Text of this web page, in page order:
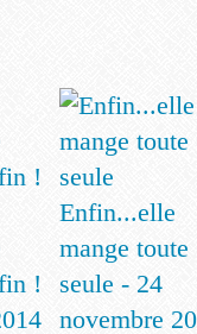
!
Enfin...elle
mange toute
seule - 24
novembre